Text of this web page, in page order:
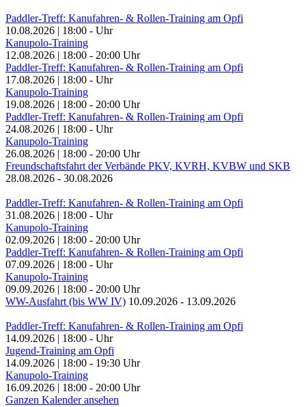
Paddler-Treff: Kanufahren- & Rollen-Training am Opfi
10.08.2026 | 18:00 - Uhr
Kanupolo-Training
12.08.2026 | 18:00 - 20:00 Uhr
Paddler-Treff: Kanufahren- & Rollen-Training am Opfi
17.08.2026 | 18:00 - Uhr
Kanupolo-Training
19.08.2026 | 18:00 - 20:00 Uhr
Paddler-Treff: Kanufahren- & Rollen-Training am Opfi
24.08.2026 | 18:00 - Uhr
Kanupolo-Training
26.08.2026 | 18:00 - 20:00 Uhr
Freundschaftsfahrt der Verbände PKV, KVRH, KVBW und SKB
28.08.2026 - 30.08.2026
Paddler-Treff: Kanufahren- & Rollen-Training am Opfi
31.08.2026 | 18:00 - Uhr
Kanupolo-Training
02.09.2026 | 18:00 - 20:00 Uhr
Paddler-Treff: Kanufahren- & Rollen-Training am Opfi
07.09.2026 | 18:00 - Uhr
Kanupolo-Training
09.09.2026 | 18:00 - 20:00 Uhr
WW-Ausfahrt (bis WW IV) 10.09.2026 - 13.09.2026
Paddler-Treff: Kanufahren- & Rollen-Training am Opfi
14.09.2026 | 18:00 - Uhr
Jugend-Training am Opfi
14.09.2026 | 18:00 - 19:30 Uhr
Kanupolo-Training
16.09.2026 | 18:00 - 20:00 Uhr
Ganzen Kalender ansehen